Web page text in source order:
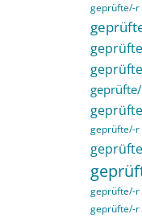
geprüfte/-r
geprüfte/-r
geprüfte/-r
geprüfte/-r